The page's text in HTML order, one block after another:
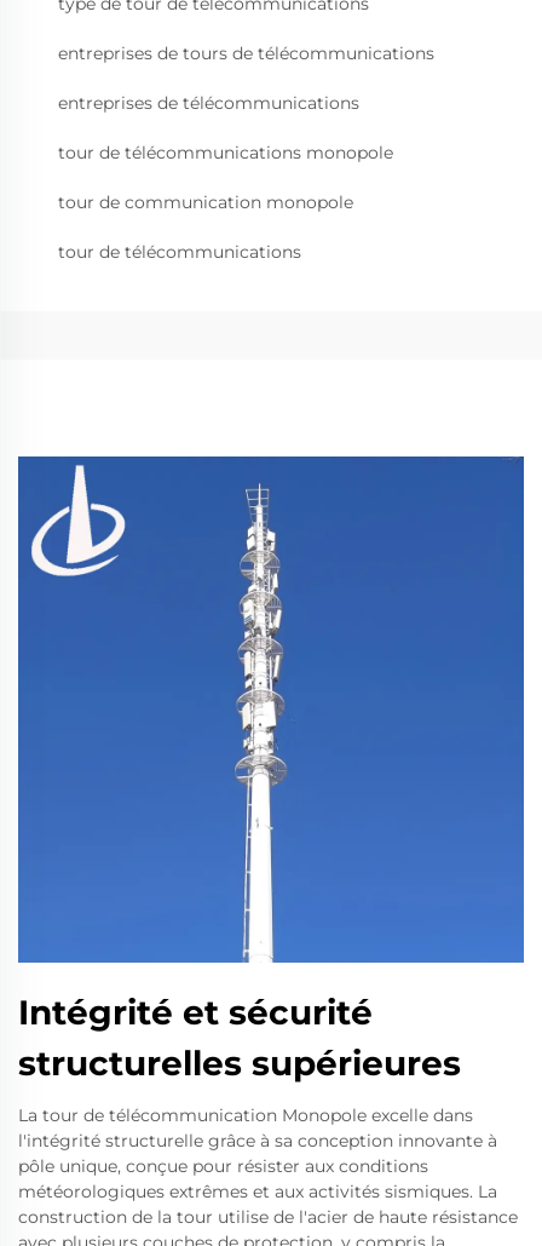
entreprises de tours de télécommunications
entreprises de télécommunications
tour de télécommunications monopole
tour de communication monopole
tour de télécommunications
Intégrité et sécurité
structurelles supérieures
La tour de télécommunication Monopole excelle dans
l'intégrité structurelle grâce à sa conception innovante à
pôle unique, conçue pour résister aux conditions
météorologiques extrêmes et aux activités sismiques. La
construction de la tour utilise de l'acier de haute résistance